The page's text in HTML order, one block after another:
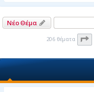
Νέο Θέμα
206 θέματα